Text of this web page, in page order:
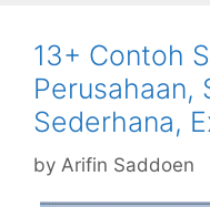
13+ Contoh
Perusahaan,
Sederhana,
by Arifin Saddoen